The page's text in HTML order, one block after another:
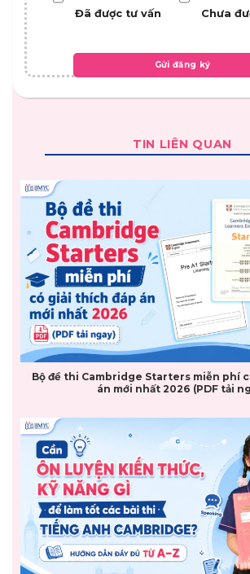
Đã được tư vấn Chưa
TIN LIÊN QUAN
Bộ đề thi Cambridge Starters miễn phí
án mới nhất 2026 (PDF tải